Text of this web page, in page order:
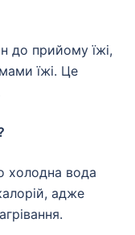
до прийому їжі,
їжі. Це
холодна вода
адже